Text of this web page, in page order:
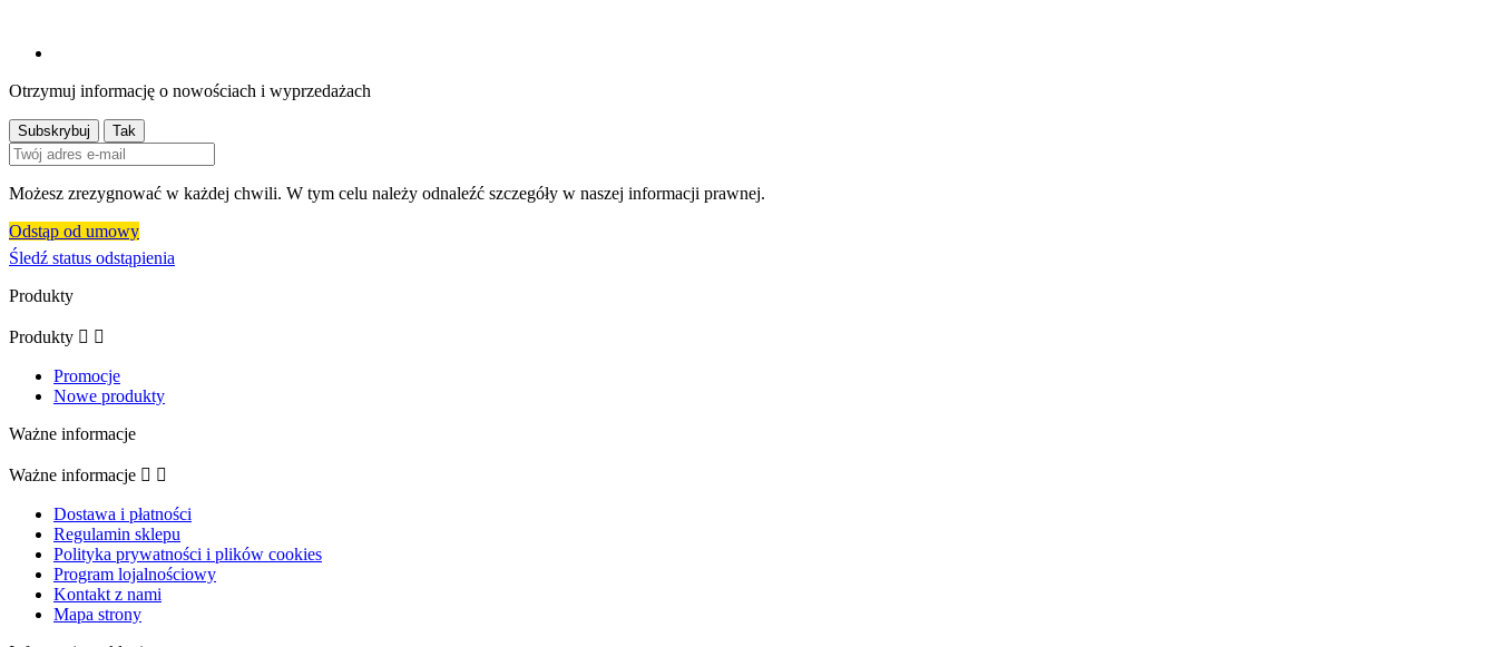
Otrzymuj informację o nowościach i wyprzedażach
Możesz zrezygnować w każdej chwili. W tym celu należy odnaleźć szczegóły w naszej informacji prawnej.
Odstąp od umowy
Śledź status odstąpienia
Produkty
Produkty  
Promocje
Nowe produkty
Ważne informacje
Ważne informacje  
Dostawa i płatności
Regulamin sklepu
Polityka prywatności i plików cookies
Program lojalnościowy
Kontakt z nami
Mapa strony